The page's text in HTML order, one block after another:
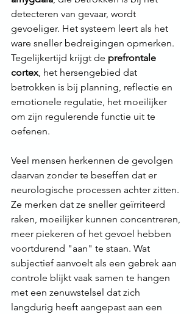
detecteren van gevaar, wordt
gevoeliger. Het systeem leert als het
ware sneller bedreigingen opmerken.
Tegelijkertijd krijgt de prefrontale
cortex, het hersengebied dat
betrokken is bij planning, reflectie en
emotionele regulatie, het moeilijker
om zijn regulerende functie uit te
oefenen.
Veel mensen herkennen de gevolgen
daarvan zonder te beseffen dat er
neurologische processen achter zitten.
Ze merken dat ze sneller geïrriteerd
raken, moeilijker kunnen concentreren,
meer piekeren of het gevoel hebben
voortdurend "aan" te staan. Wat
subjectief aanvoelt als een gebrek aan
controle blijkt vaak samen te hangen
met een zenuwstelsel dat zich
langdurig heeft aangepast aan een